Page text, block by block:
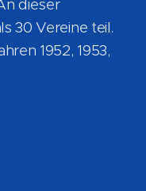
dieser
30 Vereine teil.
1952, 1953,